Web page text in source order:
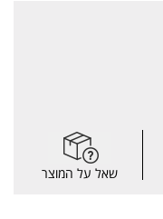
שאל על המוצר